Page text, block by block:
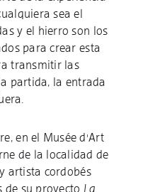
sea el
y el hierro son los
para crear esta
transmitir las
partida, la entrada
en el Musée d'Art
de la localidad de
artista cordobés
de su proyecto La